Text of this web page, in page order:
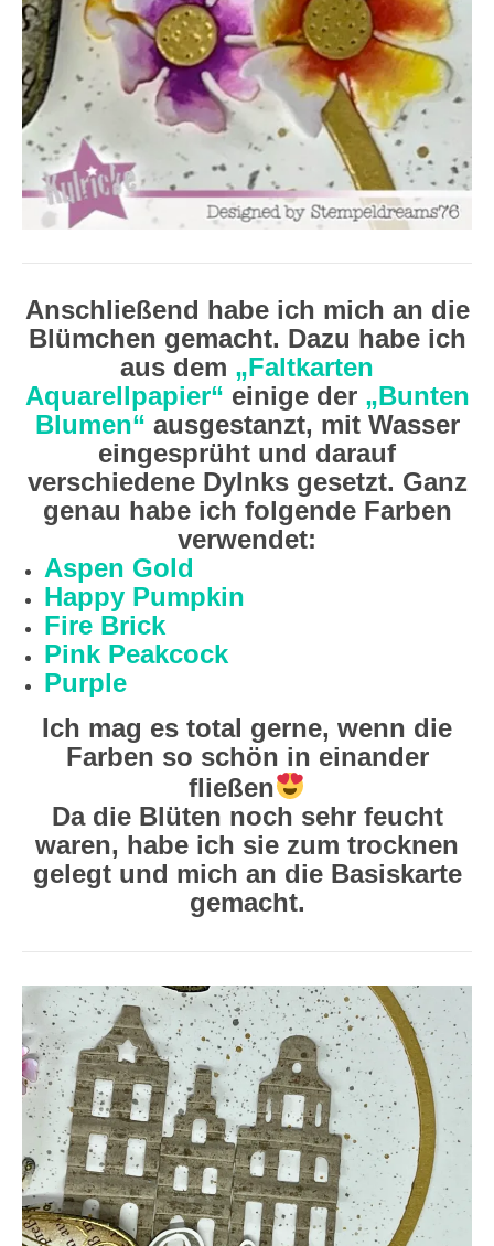
Anschließend habe ich mich an die
Blümchen gemacht. Dazu habe ich
aus dem „Faltkarten
Aquarellpapier“ einige der „Bunten
Blumen“ ausgestanzt, mit Wasser
eingesprüht und darauf
verschiedene DyInks gesetzt. Ganz
genau habe ich folgende Farben
verwendet:
Aspen Gold
Happy Pumpkin
Fire Brick
Pink Peakcock
Purple
Ich mag es total gerne, wenn die
Farben so schön in einander
fließen
Da die Blüten noch sehr feucht
waren, habe ich sie zum trocknen
gelegt und mich an die Basiskarte
gemacht.